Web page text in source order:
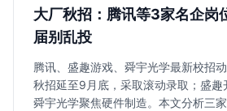
大厂秋招：腾讯等3家名企岗
届别乱投
腾讯、盛趣游戏、舜宇光学最新校招
秋招延至9月底，采取滚动录取；盛趣
舜宇光学聚焦硬件制造。本文分析三